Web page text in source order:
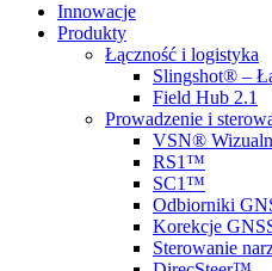
Innowacje
Produkty
Łączność i logistyka
Slingshot® –
Field Hub 2.1
Prowadzenie i
VSN®
RS1™
SC1™
Odbiorniki
Korekcje
Sterowanie